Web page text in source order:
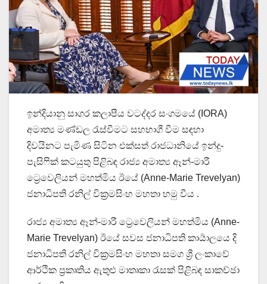
ඉන්දියානු සාගර කලාපීය වටද්දර සංගමයේ (IORA)
අමාත්‍ය මණ්ඩල රැස්වීමට සහභාගී වීම සඳහා
දිවයිනට පැමිණ සිටින එක්සත් රාජධානියේ ඉන්දු-
පැසිෆික් කටයුතු පිළිබඳ රාජ්‍ය අමාත්‍ය ඈන්-මාරී
ට්‍රෙවෙලියන් මහත්මිය ඊයේ (Anne-Marie Trevelyan)
ජනාධිපති රනිල් වික්‍රමසිංහ මහතා හමු වීය .
රාජ්‍ය අමාත්‍ය ඈන්-මාරී ට්‍රෙවෙලියන් මහත්මිය (Anne-
Marie Trevelyan) ඊයේ සවස ජනාධිපති කාර්‍යාලයෙ දි
ජනාධිපති රනිල් වික්‍රමසිංහ මහතා සමග ශ්‍රී ලංකාවේ
ආර්ථික ප්‍රකෘතිය ඇතුළු මාතෘකා රැසක් පිළිබඳ සාකච්ඡා